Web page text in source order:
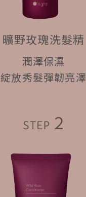
曠野玫瑰洗髮精
潤澤保濕
綻放秀髮彈韌亮澤